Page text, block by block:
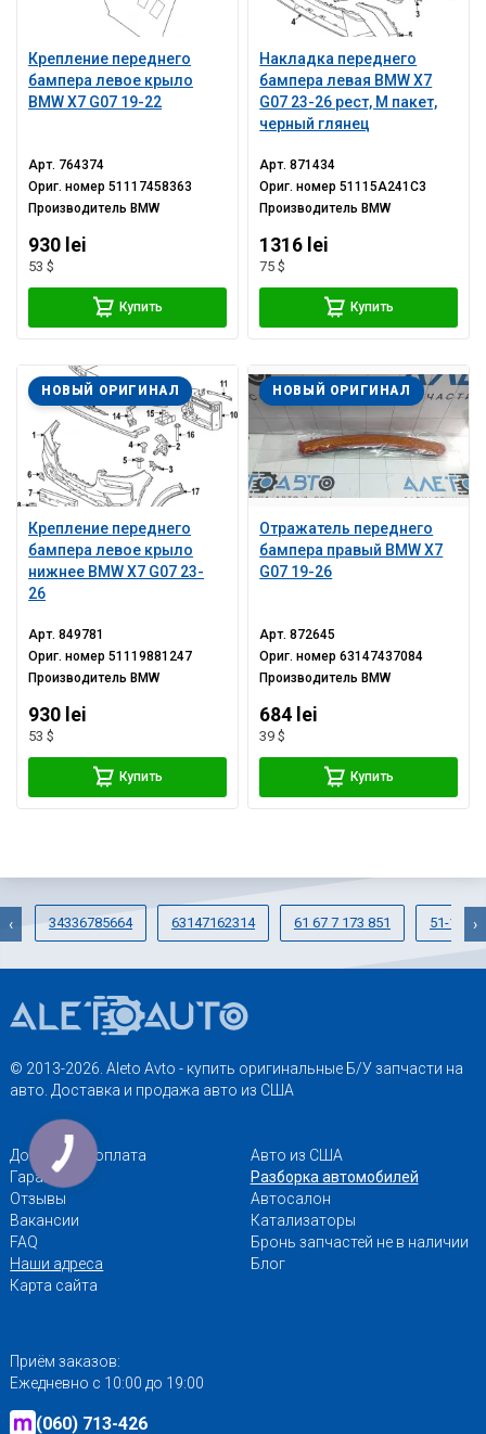
Крепление переднего
бампера левое крыло
BMW X7 G07 19-22
Арт. 764374
Ориг. номер51117458363
Производитель BMW
930 lei
53 $
Купить
Накладка переднего
бампера левая BMW X7
G07 23-26 рест, M пакет,
черный глянец
Арт.871434
Ориг. номер51115A241C3
Производитель BMW
1316 lei
75 $
Купить
Крепление переднего
бампера левое крыло
нижнее BMW X7 G07 23-
26
НОВЫЙ ОРИГИНАЛ
Арт.849781
Ориг. номер51119881247
Производитель BMW
930 lei
53 $
Купить
Отражатель переднего
бампера правый BMW X7
G07 19-26
НОВЫЙ ОРИГИНАЛ
Арт.872645
Ориг. номер63147437084
Производитель BMW
684 lei
39 $
Купить
34336785664 63147162314 61 67 7 173 851 51-12-7-
‹ ›
© 2013-2026. Aleto Avto - купить оригинальные Б/У запчасти на
авто. Доставка и продажа авто из США
Доставка и оплата
Гарантии
Отзывы
Вакансии
FAQ
Наши адреса
Карта сайта
Авто из США
Разборка автомобилей
Автосалон
Катализаторы
Бронь запчастей не в наличии
Блог
Приём заказов:
Ежедневно с 10:00 до 19:00
(060) 713-426